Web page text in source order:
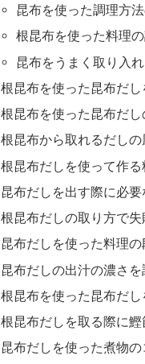
昆布を使った調理方
根昆布を使った料理
昆布をうまく取り入
根昆布を使った昆布だし
根昆布を使った昆布だ
根昆布から取れるだし
根昆布だしを使って作る
昆布だしを出す際に必
根昆布だしの取り方で失
昆布だしを使った料理
昆布だしの出汁の濃さを
根昆布を使った昆布だ
根昆布だしを取る際に
昆布だしを使った煮物